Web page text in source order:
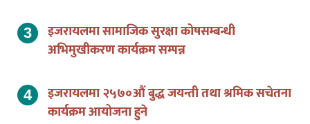
इजरायलमा सामाजिक सुरक्षा कोषसम्बन्धी
अभिमुखीकरण कार्यक्रम सम्पन्न
इजरायलमा २५७०औं बुद्ध जयन्ती तथा श्रमिक सचेतना
कार्यक्रम आयोजना हुने